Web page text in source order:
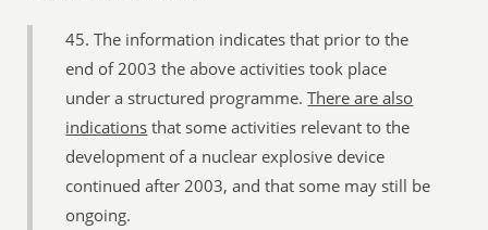
45. The information indicates that prior to the
end of 2003 the above activities took place
under a structured programme.There are also
indications that some activities relevant to the
development of a nuclear explosive device
continued after 2003, and that some may still be
ongoing.